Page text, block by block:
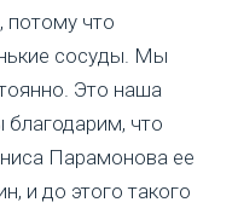
потому что
сосуды. Мы
Это наша
что
Парамонова ее
и до этого такого